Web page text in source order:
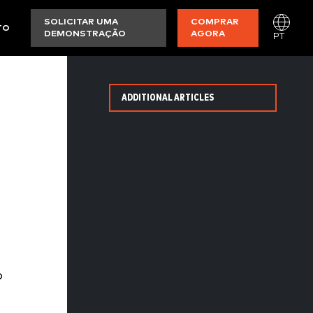
SOLICITAR UMA
DEMONSTRAÇÃO
COMPRAR
AGORA
PT
ADDITIONAL ARTICLES